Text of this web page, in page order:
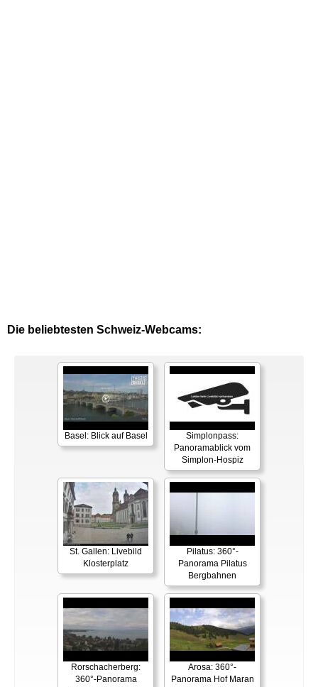
Die beliebtesten Schweiz-Webcams:
Basel: Blick auf Basel
Simplonpass:
Panoramablick vom
Simplon-Hospiz
St. Gallen: Livebild
Klosterplatz
Pilatus: 360°-
Panorama Pilatus
Bergbahnen
Rorschacherberg:
360°-Panorama
Arosa: 360°-
Panorama Hof Maran